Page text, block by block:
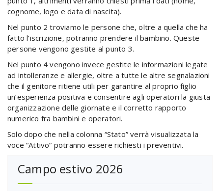
cognome, logo e data di nascita).
Nel punto 2 troviamo le persone che, oltre a quella che ha
fatto l’iscrizione, potranno prendere il bambino. Queste
persone vengono gestite al punto 3.
Nel punto 4 vengono invece gestite le informazioni legate
ad intolleranze e allergie, oltre a tutte le altre segnalazioni
che il genitore ritiene utili per garantire al proprio figlio
un’esperienza positiva e consentire agli operatori la giusta
organizzazione delle giornate e il corretto rapporto
numerico fra bambini e operatori.
Solo dopo che nella colonna “Stato” verrà visualizzata la
voce “Attivo” potranno essere richiesti i preventivi.
Campo estivo 2026